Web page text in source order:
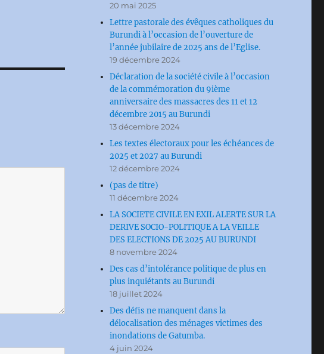
20 mai 2025
Lettre pastorale des évêques catholiques du
Burundi à l’occasion de l’ouverture de
l’année jubilaire de 2025 ans de l’Eglise.
19 décembre 2024
Déclaration de la société civile à l’occasion
de la commémoration du 9ième
anniversaire des massacres des 11 et 12
décembre 2015 au Burundi
13 décembre 2024
Les textes électoraux pour les échéances de
2025 et 2027 au Burundi
12 décembre 2024
(pas de titre)
11 décembre 2024
LA SOCIETE CIVILE EN EXIL ALERTE SUR LA
DERIVE SOCIO-POLITIQUE A LA VEILLE
DES ELECTIONS DE 2025 AU BURUNDI
8 novembre 2024
Des cas d’intolérance politique de plus en
plus inquiétants au Burundi
18 juillet 2024
Des défis ne manquent dans la
délocalisation des ménages victimes des
inondations de Gatumba.
4 juin 2024